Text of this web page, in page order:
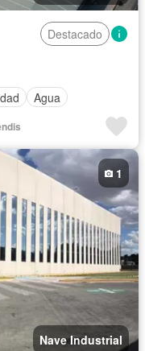
Destacado
Agua
Nave Industrial
1